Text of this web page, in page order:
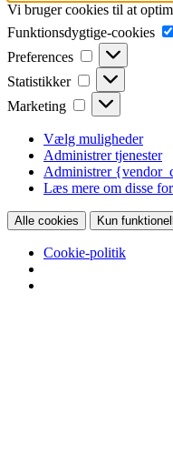
Vi bruger cookies til at
Funktionsdygtige-cookies
Preferences
Preferences
Statistikker Statistikker
Marketing Marketing
Vælg muligheder
Administrer tjenester
Administrer
Læs mere om disse
Alle cookies Kun
Cookie-politik